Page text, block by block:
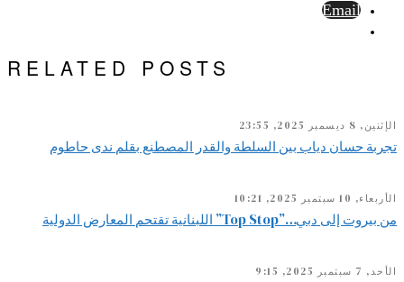
Email
RELATED POSTS
الإثنين, 8 ديسمبر 2025, 23:55
تجربة حسان دياب بين السلطة والقدر المصطنع بقلم ندى حاطوم
الأربعاء, 10 سبتمبر 2025, 10:21
من بيروت إلى دبي…”Top Stop” اللبنانية تقتحم المعارض الدولية
الأحد, 7 سبتمبر 2025, 9:15